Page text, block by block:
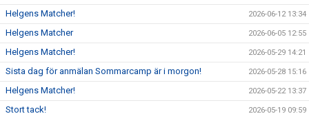
Helgens Matcher! 2026-06-12 13:34
Helgens Matcher 2026-06-05 12:55
Helgens Matcher! 2026-05-29 14:21
Sista dag för anmälan Sommarcamp är i morgon! 2026-05-28 15:16
Helgens Matcher! 2026-05-22 13:37
Stort tack! 2026-05-19 09:59